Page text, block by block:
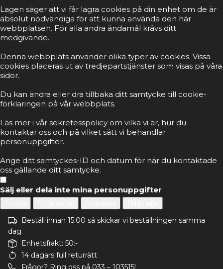
Lagen säger att vi får lagra cookies på din enhet om de är
absolut nödvändiga för att kunna använda den här
webbplatsen. För alla andra ändamål krävs ditt
medgivande.
Denna webbplats använder olika typer av cookies. Vissa
cookies placeras ut av tredjepartstjänster som visas på våra
sidor.
Du kan ändra eller dra tillbaka ditt samtycke till cookie-
förklaringen på vår webbplats.
Läs mer i vår sekretesspolicy om vilka vi är, hur du
kontaktar oss och på vilket sätt vi behandlar
personuppgifter.
Ange ditt samtyckes-ID och datum för när du kontaktade
oss gällande ditt samtycke.
Sälj eller dela inte mina personuppgifter
Beställ innan 15.00 så skickar vi beställningen samma
dag.
Enhetsfrakt: 50:-
14 dagars full returrätt
Frågor? Ring oss på 033 – 103515!